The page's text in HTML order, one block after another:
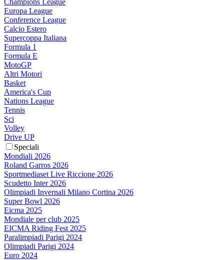
Europa League
Conference League
Calcio Estero
Supercoppa Italiana
Formula 1
Formula E
MotoGP
Altri Motori
Basket
America's Cup
Nations League
Tennis
Sci
Volley
Drive UP
Speciali
Mondiali 2026
Roland Garros 2026
Sportmediaset Live Riccione 2026
Scudetto Inter 2026
Olimpiadi Invernali Milano Cortina 2026
Super Bowl 2026
Eicma 2025
Mondiale per club 2025
EICMA Riding Fest 2025
Paralimpiadi Parigi 2024
Olimpiadi Parigi 2024
Euro 2024